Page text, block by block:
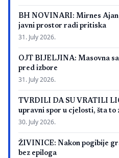
BH NOVINARI: Mirnes
javni prostor radi pritiska
31. July 2026.
OJT BIJELJINA: Masovna
pred izbore
31. July 2026.
TVRDILI DA SU VRATILI
upravni spor u cjelosti, šta to
30. July 2026.
ŽIVINICE: Nakon pogibije
bez epiloga